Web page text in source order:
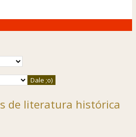
de literatura histórica